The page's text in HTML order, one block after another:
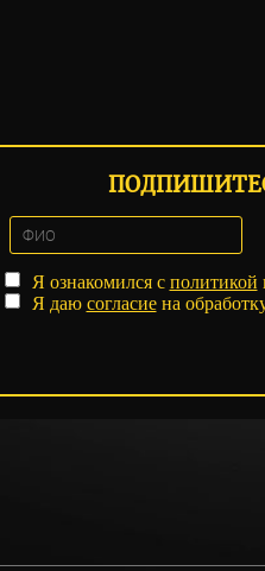
Я ознакомился с политикой
Я даю согласиена